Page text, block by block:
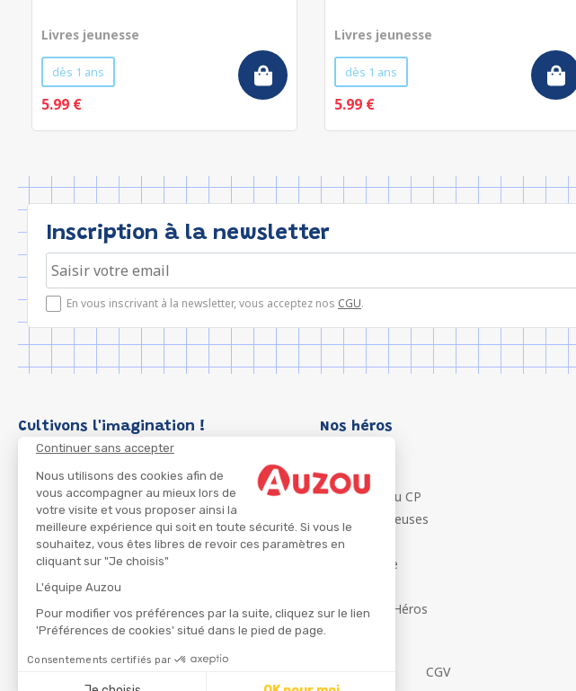
Continuer sans accepter
Nous utilisons des cookies afin de
vous accompagner au mieux lors de
votre visite et vous proposer ainsi la
meilleure expérience qui soit en toute sécurité. Si vous le
souhaitez, vous êtes libres de revoir ces paramètres en
cliquant sur "Je choisis"
L'équipe Auzou
Pour modifier vos préférences par la suite, cliquez sur le lien
'Préférences de cookies' situé dans le pied de page.
Consentements certifiés par
Livres jeunesse
dès 1 ans
5.99 €
Livres jeunesse
dès 1 ans
5.99 €
Inscription à la newsletter
En vous inscrivant à la newsletter, vous acceptez nos CGU.
Cultivons l'imagination ! Nos héros
P'tit Loup
Les Héros du CP
Les Influenceuses
Migali
Petite Taupe
Ma Boîte à Héros
CGV